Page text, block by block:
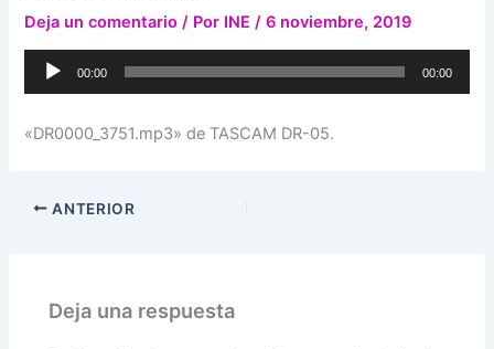
Deja un comentario / Por INE/6 noviembre, 2019
Reproductor
00:00 00:00
«DR0000_3751.mp3» de TASCAM DR-05.
ANTERIOR
Deja una respuesta